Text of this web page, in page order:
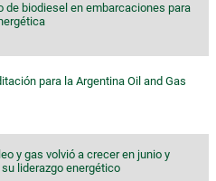
de biodiesel en embarcaciones para
para la Argentina Oil and Gas
y gas volvió a crecer en junio y
liderazgo energético